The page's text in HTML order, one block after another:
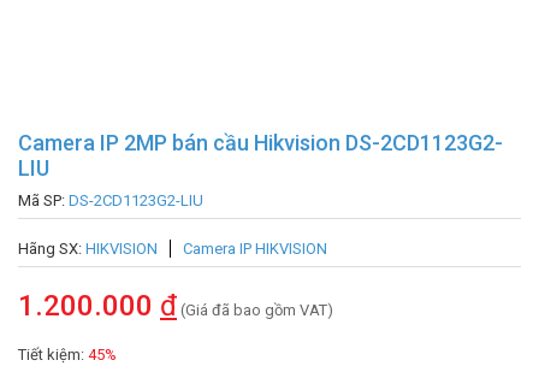
Camera IP 2MP bán cầu Hikvision DS-2CD1123G2-
LIU
Mã SP: DS-2CD1123G2-LIU
Hãng SX: HIKVISION Camera IP HIKVISION
1.200.000 đ (Giá đã bao gồm VAT)
Tiết kiệm: 45%